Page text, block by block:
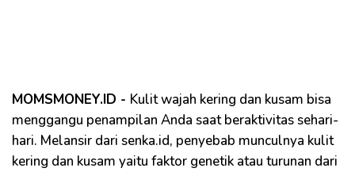
MOMSMONEY.ID - Kulit wajah kering dan kusam bisa
menggangu penampilan Anda saat beraktivitas sehari-
hari. Melansir dari senka.id, penyebab munculnya kulit
kering dan kusam yaitu faktor genetik atau turunan dari